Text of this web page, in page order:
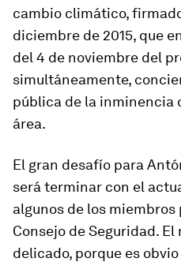
cambio climático,
diciembre de 2015, que
del 4 de noviembre del
simultáneamente,
pública de la inminencia
área.
El gran desafío para
será terminar con el
algunos de los
Consejo de Seguridad.
delicado, porque es